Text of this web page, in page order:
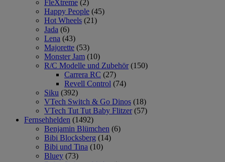
FleXtreme (2)
Happy People (45)
Hot Wheels (21)
Jada (6)
Lena (43)
Majorette (53)
Monster Jam (10)
R/C Modelle und Zubehör (150)
Carrera RC (27)
Revell Control (74)
Siku (392)
VTech Switch & Go Dinos (18)
VTech Tut Tut Baby Flitzer (57)
Fernsehhelden (1492)
Benjamin Blümchen (6)
Bibi Blocksberg (14)
Bibi und Tina (10)
Bluey (73)